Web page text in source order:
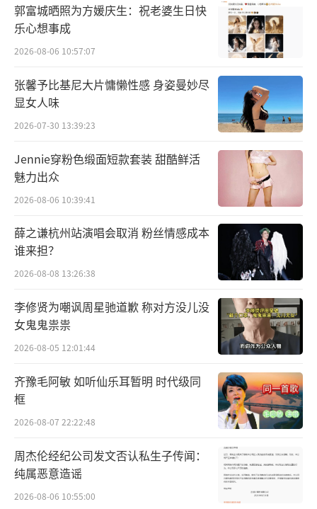
《消失的大象》于今日发布包罗万象版海
报。海报中9种不同的动物拼接构成了大象轮
廓，剧中各色人物间的错落站位层次鲜明，阶
级秩序悄然展现。象城小镇人人都想
装“象”，每个人物各有立场，心中皆有所
也有人揭开“真相”，未露真容的大象已在人
心之间悄然显形。
郭富城晒照为方媛庆生：祝老婆生日快
乐心想事成
2026-08-06 10:57:07
张馨予比基尼大片慵懒性感 身姿曼妙尽
显女人味
2026-07-30 13:39:23
Jennie穿粉色缎面短款套装 甜酷鲜活
魅力出众
2026-08-06 10:39:41
薛之谦杭州站演唱会取消 粉丝情感成本
谁来担？
2026-08-08 13:26:38
李修贤为嘲讽周星驰道歉 称对方没儿没
女鬼鬼祟祟
2026-08-05 12:01:44
齐豫毛阿敏 如听仙乐耳暂明 时代级同
框
2026-08-07 22:22:48
周杰伦经纪公司发文否认私生子传闻：
纯属恶意造谣
2026-08-06 10:55:00